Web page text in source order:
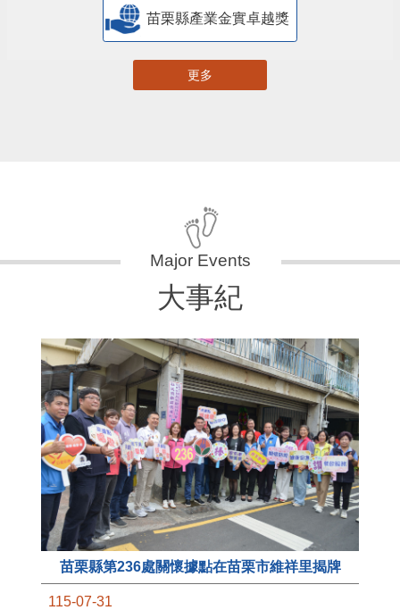
苗栗縣產業金實卓越獎
更多
大事紀
苗栗縣第236處關懷據點在苗栗市維祥里揭牌
115-07-31